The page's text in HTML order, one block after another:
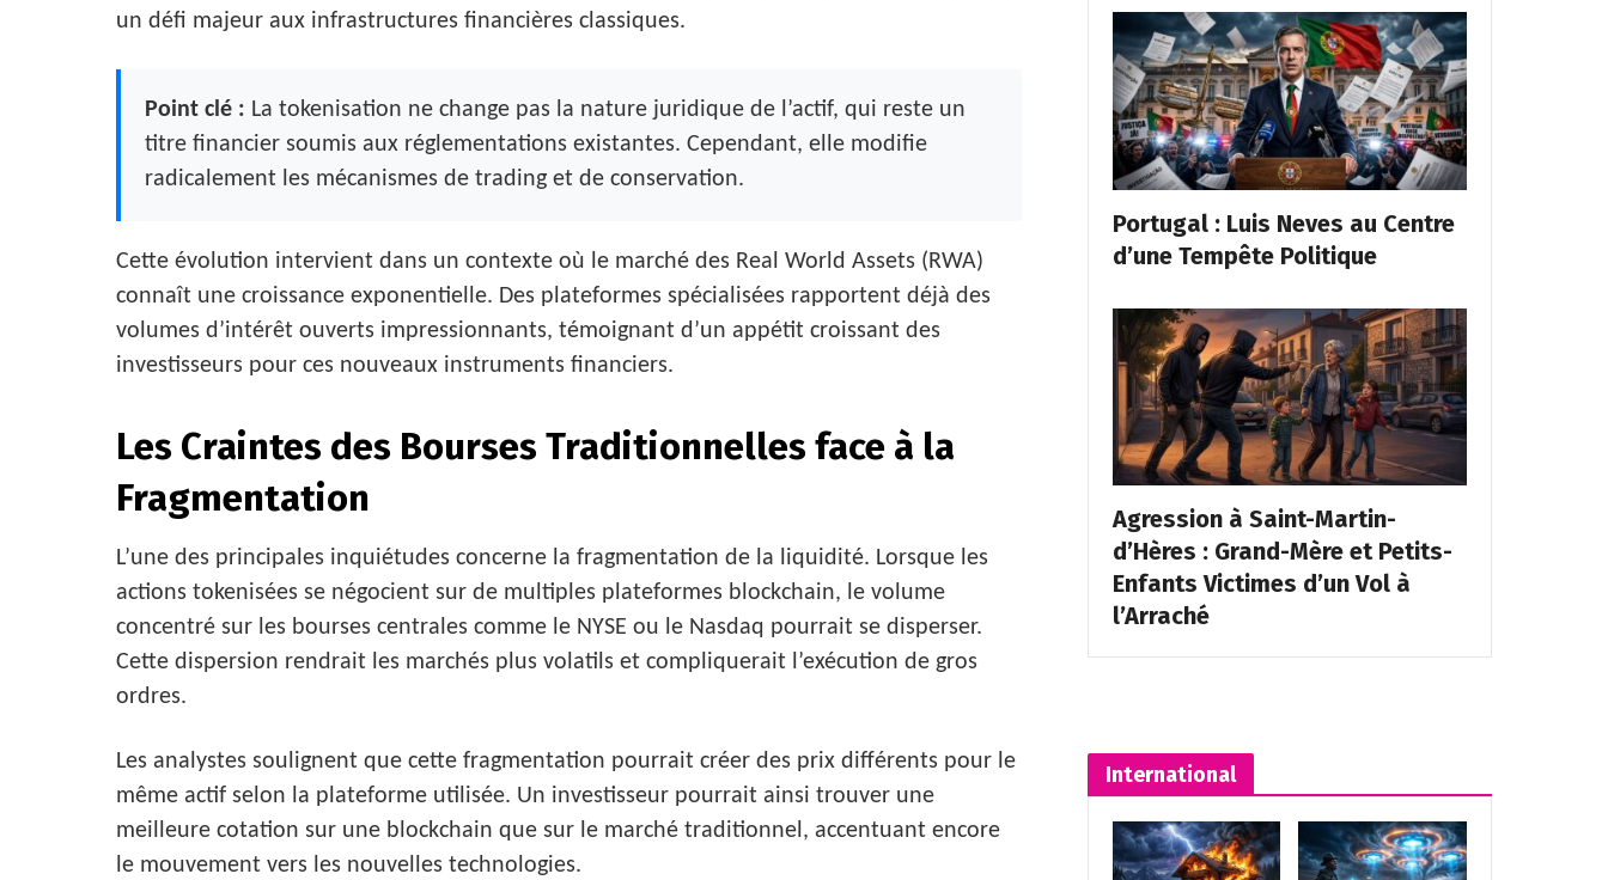
un défi majeur aux infrastructures financières classiques.
Point clé : La tokenisation ne change pas la nature juridique de l’actif, qui reste un
titre financier soumis aux réglementations existantes. Cependant, elle modifie
radicalement les mécanismes de trading et de conservation.
Cette évolution intervient dans un contexte où le marché des Real World Assets (RWA)
connaît une croissance exponentielle. Des plateformes spécialisées rapportent déjà des
volumes d’intérêt ouverts impressionnants, témoignant d’un appétit croissant des
investisseurs pour ces nouveaux instruments financiers.
Les Craintes des Bourses Traditionnelles face à la
Fragmentation
L’une des principales inquiétudes concerne la fragmentation de la liquidité. Lorsque les
actions tokenisées se négocient sur de multiples plateformes blockchain, le volume
concentré sur les bourses centrales comme le NYSE ou le Nasdaq pourrait se disperser.
Cette dispersion rendrait les marchés plus volatils et compliquerait l’exécution de gros
ordres.
Les analystes soulignent que cette fragmentation pourrait créer des prix différents pour le
même actif selon la plateforme utilisée. Un investisseur pourrait ainsi trouver une
meilleure cotation sur une blockchain que sur le marché traditionnel, accentuant encore
le mouvement vers les nouvelles technologies.
Portugal : Luis Neves au Centre
d’une Tempête Politique
Agression à Saint-Martin-
d’Hères : Grand-Mère et Petits-
Enfants Victimes d’un Vol à
l’Arraché
International